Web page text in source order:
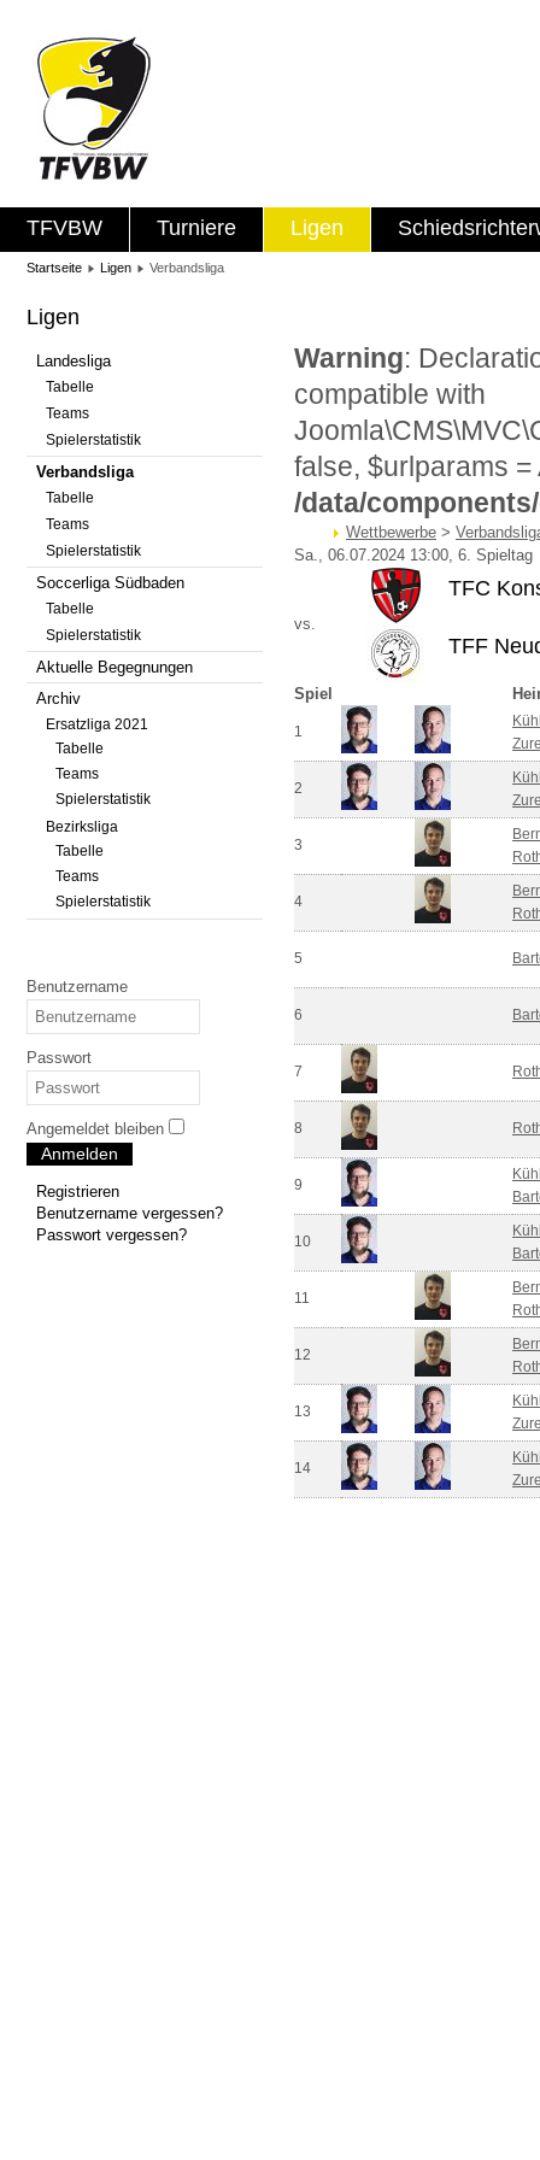
TFVBW Turniere Ligen
Startseite Ligen Verbandsliga
Ligen
Landesliga
Tabelle
Teams
Spielerstatistik
Verbandsliga
Tabelle
Teams
Spielerstatistik
Soccerliga Südbaden
Tabelle
Spielerstatistik
Aktuelle Begegnungen
Archiv
Ersatzliga 2021
Tabelle
Teams
Spielerstatistik
Bezirksliga
Tabelle
Teams
Spielerstatistik
Benutzername
Passwort
Angemeldet bleiben
Anmelden
Registrieren
Benutzername vergessen?
Passwort vergessen?
Warning:
compatible with
false, $urlparams =
/data/
Wettbewerbe >
Sa., 06.07.2024 13:00, 6. Spieltag
vs.
TFC
TFF
Spiel
1
2
3
4
5
6
7
8
9
10
11
12
13
14